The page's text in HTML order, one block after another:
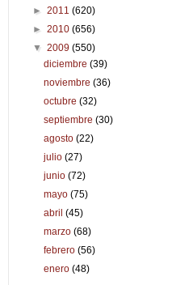
► 2011 (620)
► 2010 (656)
▼ 2009 (550)
diciembre(39)
noviembre(36)
octubre(32)
septiembre(30)
agosto(22)
julio(27)
junio(72)
mayo(75)
abril(45)
marzo(68)
febrero(56)
enero(48)